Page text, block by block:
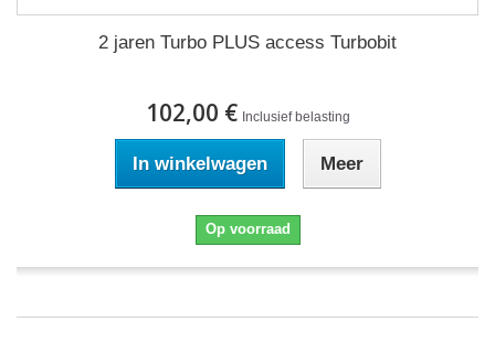
2 jaren Turbo PLUS access Turbobit
102,00 € Inclusief belasting
In winkelwagen Meer
Op voorraad